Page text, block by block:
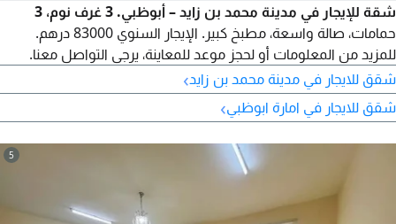
شقة للإيجار في مدينة محمد بن زايد – أبوظبي. 3 غرف نوم، 3
حمامات، صالة واسعة، مطبخ كبير. الإيجار السنوي 83000 درهم.
للمزيد من المعلومات أو لحجز موعد للمعاينة، يرجى التواصل معنا.
شقق للايجار في مدينة محمد بن زايد›
شقق للايجار في امارة ابوظبي›
5